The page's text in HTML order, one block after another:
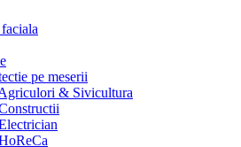
pe meserii
& Sivicultura